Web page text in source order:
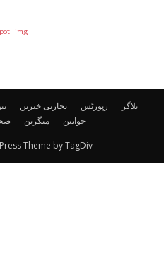
تجارتی خبریں رپورٹس
بلاگز
میگزین خواتین
Theme by TagDiv